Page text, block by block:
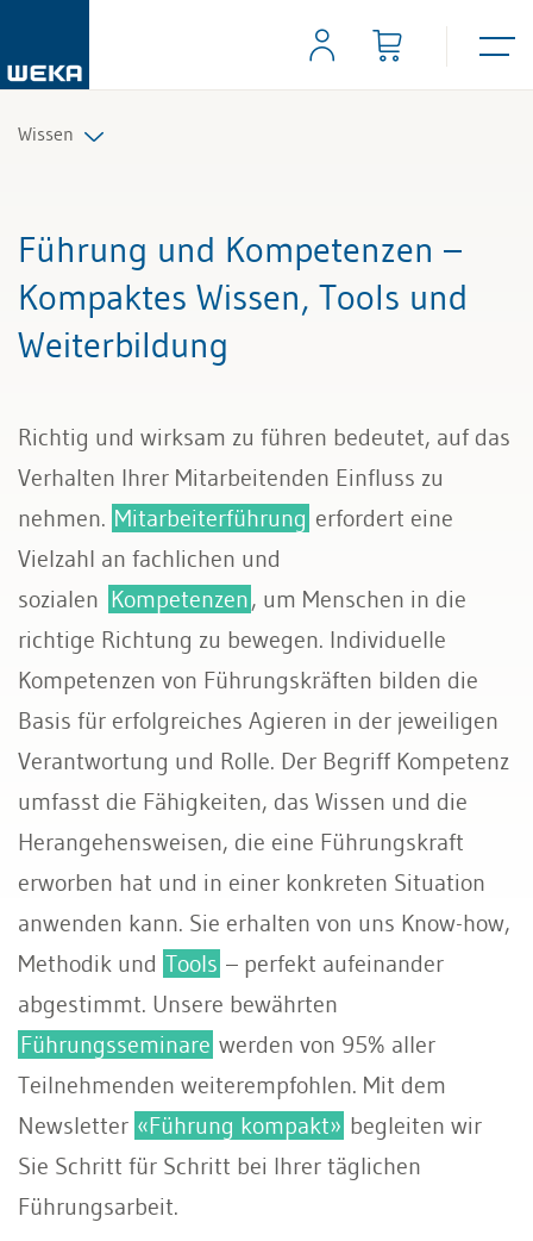
Wissen
Management
Führung & Kompetenzen
Recht
Bau & Immobilien
Führung und Kompetenzen –
Kompaktes Wissen, Tools und
Weiterbildung
Richtig und wirksam zu führen bedeutet, auf das
Verhalten Ihrer Mitarbeitenden Einfluss zu
nehmen. Mitarbeiterführung erfordert eine
Vielzahl an fachlichen und
sozialen Kompetenzen, um Menschen in die
richtige Richtung zu bewegen. Individuelle
Kompetenzen von Führungskräften bilden die
Basis für erfolgreiches Agieren in der jeweiligen
Verantwortung und Rolle. Der Begriff Kompetenz
umfasst die Fähigkeiten, das Wissen und die
Herangehensweisen, die eine Führungskraft
erworben hat und in einer konkreten Situation
anwenden kann. Sie erhalten von uns Know-how,
Methodik und Tools – perfekt aufeinander
abgestimmt. Unsere bewährten
Führungsseminare werden von 95% aller
Teilnehmenden weiterempfohlen. Mit dem
Newsletter «Führung kompakt» begleiten wir
Sie Schritt für Schritt bei Ihrer täglichen
Führungsarbeit.